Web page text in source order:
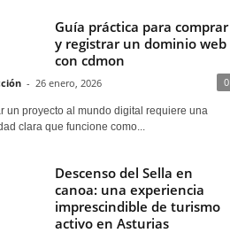
Guía práctica para comprar
y registrar un dominio web
con cdmon
- 26 enero, 2026 0
un proyecto al mundo digital requiere una
clara que funcione como...
Descenso del Sella en
canoa: una experiencia
imprescindible de turismo
activo en Asturias